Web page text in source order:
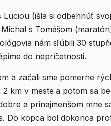
Luciou (išla si odbehnúť
nám sľúbili 30
do nepríčetnosti.
a začali sme pomerne
2 km v meste a potom sa
a prinajmenšom mne
Do kopca bol dokonca